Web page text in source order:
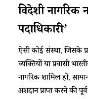
विदेशी नागरिक
पदाधिकारी’
ऐसी कोई संस्था, जिसके
व्यक्तियों या प्रवासी
नागरिक शामिल हों,
अंशदान प्राप्त करने की